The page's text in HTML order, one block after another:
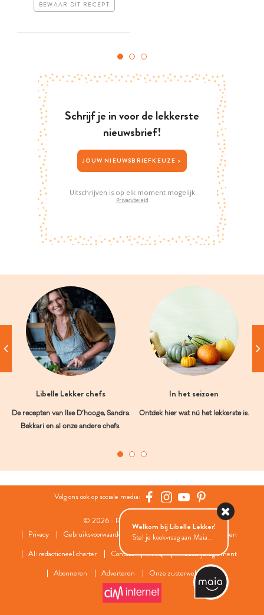
BEWAAR DIT RECEPT
Schrijf je in voor de lekkerste
nieuwsbrief!
JOUW NIEUWSBRIEFKEUZE >
Uitschrijven is op elk moment mogelijk
Privacybeleid
Libelle Lekker chefs
De recepten van Ilse D’hooge, Sandra
Bekkari en al onze andere chefs.
In het seizoen
Ontdek hier wat nú het lekkerste is.
Volg ons ook op sociale media:
© 2026 - Roularta Media Group
Privacy
Gebruiksvoorwaarden Cookies
Cookies instellingen
AI: redactioneel charter
Contact FAQ
Wedstrijdreglement
Abonneren
Adverteren Onze zusterwebsites
Welkom bij Libelle Lekker!
Stel je kookvraag aan Maia...